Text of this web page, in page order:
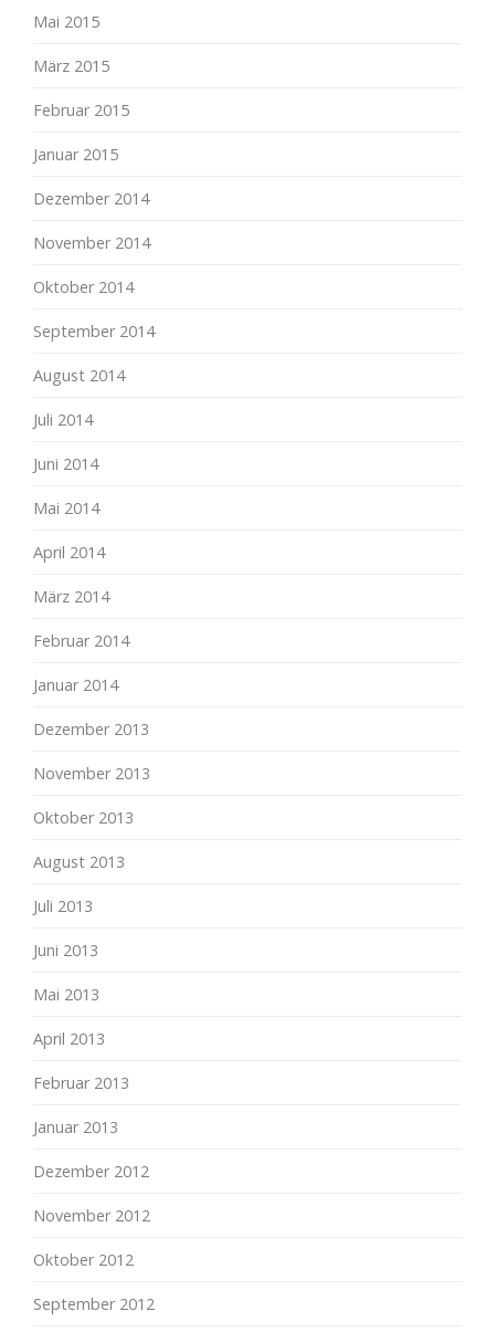
Mai 2015
März 2015
Februar 2015
Januar 2015
Dezember 2014
November 2014
Oktober 2014
September 2014
August 2014
Juli 2014
Juni 2014
Mai 2014
April 2014
März 2014
Februar 2014
Januar 2014
Dezember 2013
November 2013
Oktober 2013
August 2013
Juli 2013
Juni 2013
Mai 2013
April 2013
Februar 2013
Januar 2013
Dezember 2012
November 2012
Oktober 2012
September 2012